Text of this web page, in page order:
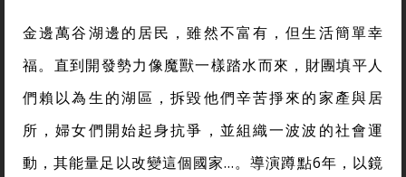
金邊萬谷湖邊的居民，雖然不富有，但生活簡單幸
福。直到開發勢力像魔獸一樣踏水而來，財團填平人
們賴以為生的湖區，拆毀他們辛苦掙來的家產與居
所，婦女們開始起身抗爭，並組織一波波的社會運
動，其能量足以改變這個國家…。導演蹲點6年，以鏡